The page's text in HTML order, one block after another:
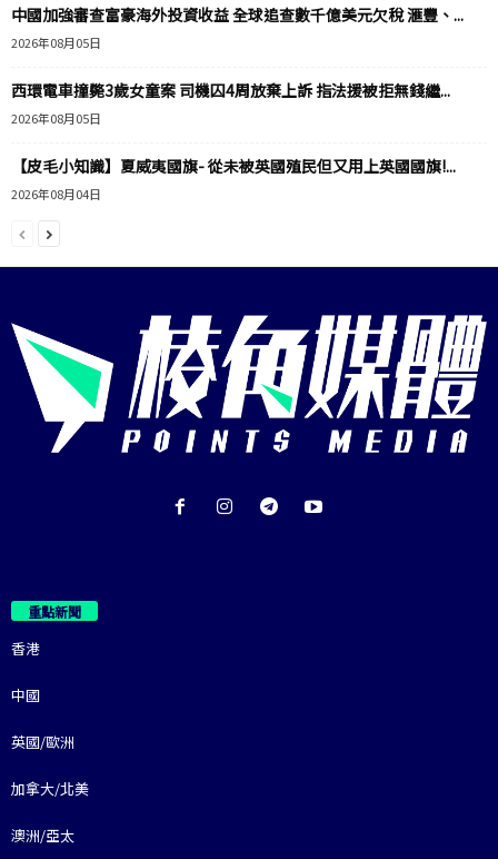
中國加強審查富豪海外投資收益 全球追查數千億美元欠稅 滙豐、...
2026年08月05日
西環電車撞斃3歲女童案 司機囚4周放棄上訴 指法援被拒無錢繼...
2026年08月05日
【皮毛小知識】夏威夷國旗- 從未被英國殖民但又用上英國國旗!...
2026年08月04日
重點新聞
香港
中國
英國/歐洲
加拿大/北美
澳洲/亞太